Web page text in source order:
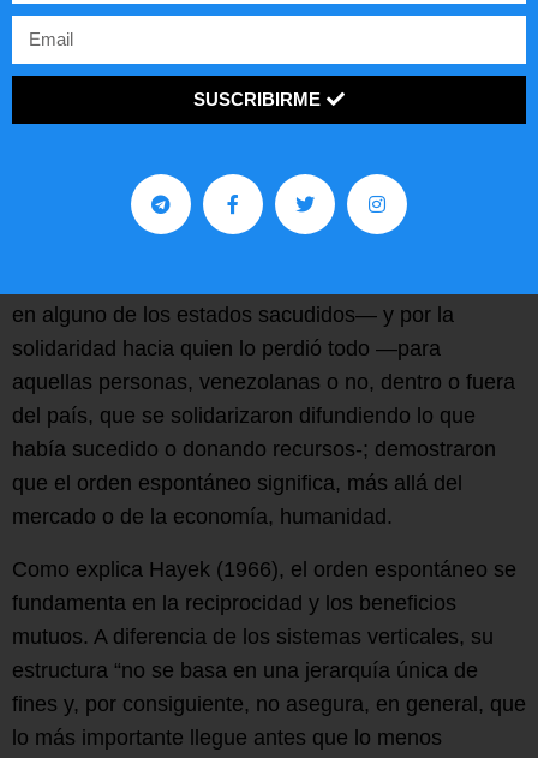
Adicionalmente, otra de las tesis de Hayek fue
comprobada a través del “orden espontáneo” que
sucedió al desastre natural del 24 de junio. Como ya
la empatía del mundo para con personas —en gran
medida— desconocidas, se unieron por el mismo
en alguno de los estados sacudidos— y por la
solidaridad hacia quien lo perdió todo —para
aquellas personas, venezolanas o no, dentro o fuera
del país, que se solidarizaron difundiendo lo que
había sucedido o donando recursos-; demostraron
que el orden espontáneo significa, más allá del
mercado o de la economía, humanidad.
Como explica Hayek (1966), el orden espontáneo se
fundamenta en la reciprocidad y los beneficios
mutuos. A diferencia de los sistemas verticales, su
estructura “no se basa en una jerarquía única de
fines y, por consiguiente, no asegura, en general, que
lo más importante llegue antes que lo menos
SUSCRIBIRME